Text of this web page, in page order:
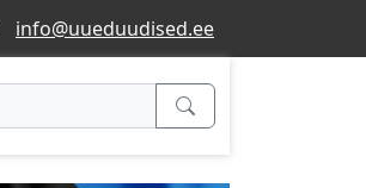
info@uueduudised.ee